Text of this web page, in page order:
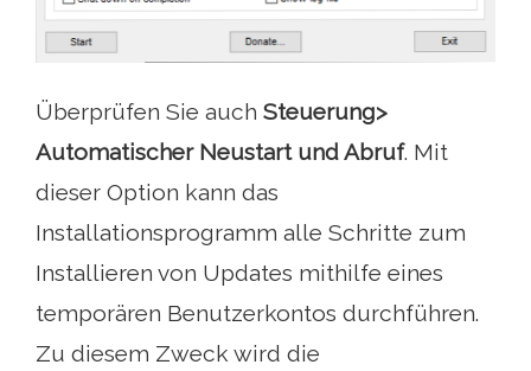
Überprüfen Sie auch Steuerung>
Automatischer Neustart und Abruf. Mit
dieser Option kann das
Installationsprogramm alle Schritte zum
Installieren von Updates mithilfe eines
temporären Benutzerkontos durchführen.
Zu diesem Zweck wird die